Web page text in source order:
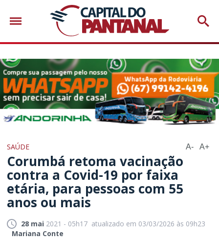
SAÚDE A- A+
Corumbá retoma vacinação
contra a Covid-19 por faixa
etária, para pessoas com 55
anos ou mais
28 mai 2021 - 05h17 atualizado em 03/03/2026 às 09h23
Mariana Conte